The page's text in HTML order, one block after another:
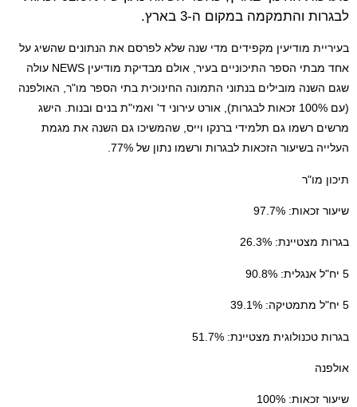
לבגרות והתמקמה במקום ה-3 בארץ.
בעיריית מודיעין מקפידים מדי שנה שלא לפרסם את הנתונים שהשיג על
אחד מבתי הספר התיכוניים בעיר, אולם מבדיקת מודיעין NEWS עולה
שגם השנה מובילים בנתוני התמונה החינוכית בתי הספר מו"ר, האולפנה
(עם 100% זכאות לבגרות), אורט עירוני ד' ואמי"ת בנים ובנות. הישג
מרשים רשמו גם תלמידי ברנקו וייס, שהמשיכו גם השנה את מגמת
העלייה בשיעור הזכאות לבגרות ורשמו נתון של 77%.
תיכון מו"ר
שיעור זכאות: 97.7%
בגרות מצטיינת: 26.3%
5 יח"ל אנגלית: 90.8%
5 יח"ל מתמטיקה: 39.1%
בגרות טכנולוגית מצטיינת: 51.7%
אולפנה
שיעור זכאות: 100%